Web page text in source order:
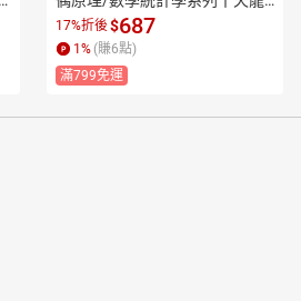
圖書簡體字專賣店丨97875603
77186 (tl2609)
17%折後$687
1 % (賺6點)
滿799免運